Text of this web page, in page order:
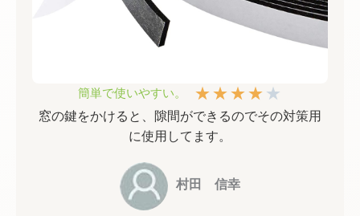
簡単で使いやすい。 ★★★★★
窓の鍵をかけると、隙間ができるのでその対策用
に使用してます。
村田 信幸